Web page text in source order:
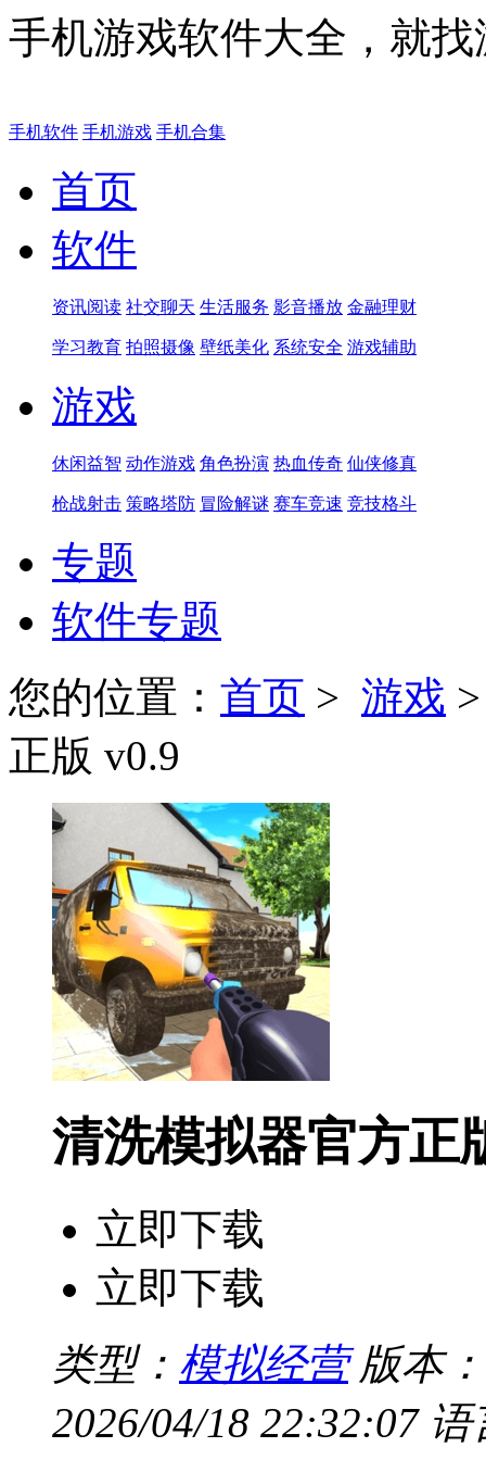
手机游戏软件大全，就
手机软件 手机游戏 手机合集
首页
软件
资讯阅读 社交聊天 生活服务 影音播放 金融理财
学习教育 拍照摄像 壁纸美化 系统安全 游戏辅助
游戏
休闲益智 动作游戏 角色扮演 热血传奇 仙侠修真
枪战射击 策略塔防 冒险解谜 赛车竞速 竞技格斗
专题
软件专题
您的位置： 首页 > 游戏
正版 v0.9
清洗模拟器官方正
立即下载
立即下载
类型： 模拟经营 版本
2026/04/18 22:32:07 语